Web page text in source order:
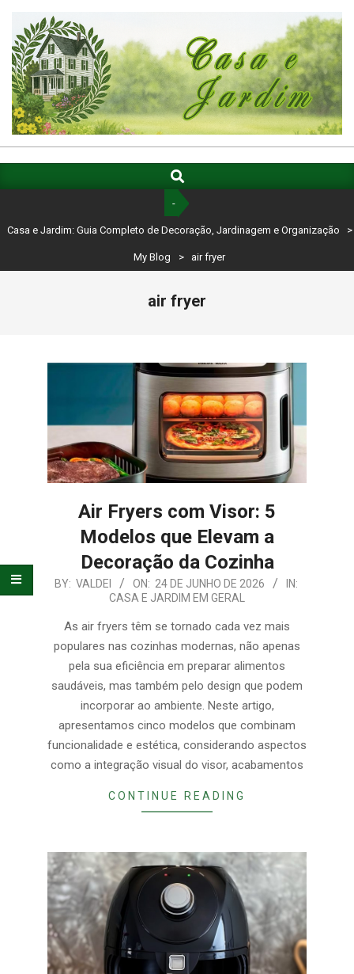
content
CASA
E
GUIA
COMPLETO
DECORAÇÃO,
ORGANIZAÇÃO
Navigation
Search
-
Casa e Jardim: Guia Completo de Decoração, Jardinagem e Organização >
My Blog > air fryer
air fryer
Air Fryers com Visor: 5
Modelos que Elevam a
Decoração da Cozinha
2026-
BY: VALDEI ON: 24 DE JUNHO DE 2026
IN:
CASA E JARDIM EM GERAL
As air fryers têm se tornado cada vez mais
populares nas cozinhas modernas, não apenas
pela sua eficiência em preparar alimentos
saudáveis, mas também pelo design que podem
incorporar ao ambiente. Neste artigo,
apresentamos cinco modelos que combinam
funcionalidade e estética, considerando aspectos
como a integração visual do visor, acabamentos
CONTINUE READING